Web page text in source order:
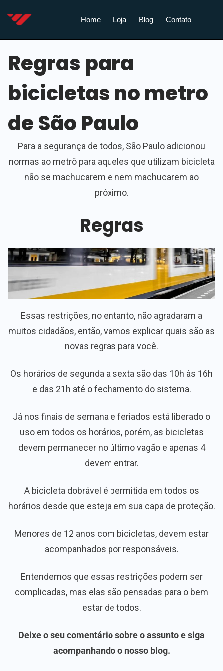
Home Loja Blog Contato
Regras para
bicicletas no metro
de São Paulo
Para a segurança de todos, São Paulo adicionou
normas ao metrô para aqueles que utilizam bicicleta
não se machucarem e nem machucarem ao
próximo.
Regras
Essas restrições, no entanto, não agradaram a
muitos cidadãos, então, vamos explicar quais são as
novas regras para você.
Os horários de segunda a sexta são das 10h às 16h
e das 21h até o fechamento do sistema.
Já nos finais de semana e feriados está liberado o
uso em todos os horários, porém, as bicicletas
devem permanecer no último vagão e apenas 4
devem entrar.
A bicicleta dobrável é permitida em todos os
horários desde que esteja em sua capa de proteção.
Menores de 12 anos com bicicletas, devem estar
acompanhados por responsáveis.
Entendemos que essas restrições podem ser
complicadas, mas elas são pensadas para o bem
estar de todos.
Deixe o seu comentário sobre o assunto e siga
acompanhando o nosso blog.